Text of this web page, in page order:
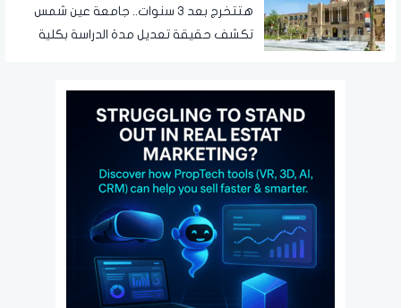
هتتخرج بعد 3 سنوات.. جامعة عين شمس
تكشف حقيقة تعديل مدة الدراسة بكلية